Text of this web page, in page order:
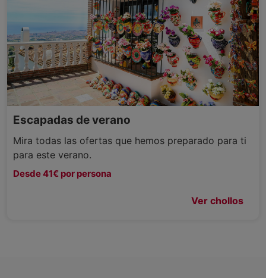
Escapadas de verano
Mira todas las ofertas que hemos preparado para ti
para este verano.
Desde 41€ por persona
Ver chollos